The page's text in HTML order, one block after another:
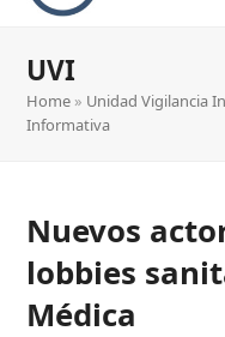
UVI
Home » Unidad Vigilancia
Informativa
Nuevos
lobbies
Médica